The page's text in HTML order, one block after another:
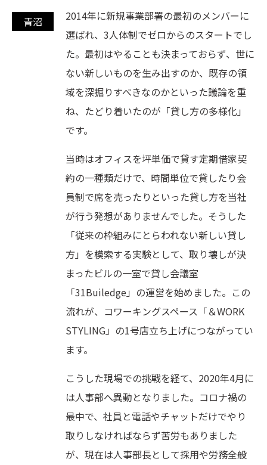
2014年に新規事業部署の最初のメンバーに
選ばれ、3人体制でゼロからのスタートでし
た。最初はやることも決まっておらず、世に
ない新しいものを生み出すのか、既存の領
域を深掘りすべきなのかといった議論を重
ね、たどり着いたのが「貸し方の多様化」
です。
当時はオフィスを坪単価で貸す定期借家契
約の一種類だけで、時間単位で貸したり会
員制で席を売ったりといった貸し方を当社
が行う発想がありませんでした。そうした
「従来の枠組みにとらわれない新しい貸し
方」を模索する実験として、取り壊しが決
まったビルの一室で貸し会議室
「31Builedge」の運営を始めました。この
流れが、コワーキングスペース「＆WORK
STYLING」の1号店立ち上げにつながってい
ます。
こうした現場での挑戦を経て、2020年4月に
は人事部へ異動となりました。コロナ禍の
最中で、社員と電話やチャットだけでやり
取りしなければならず苦労もありました
が、現在は人事部長として採用や労務全般